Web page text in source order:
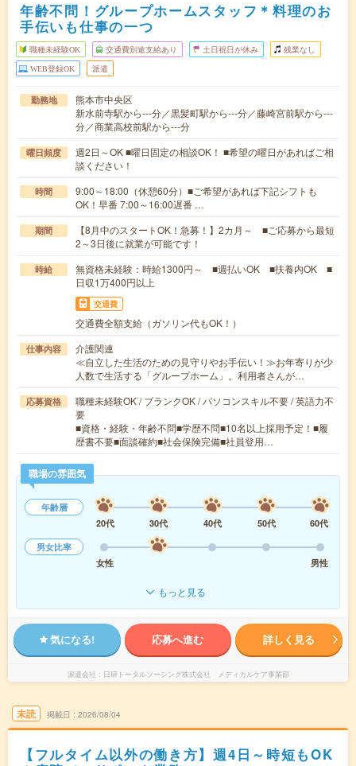
年齢不問！グループホームスタッフ＊料理のお
手伝いも仕事の一つ
職種未経験OK 交通費別途支給あり 土日祝日が休み 残業なし
WEB登録OK 派遣
勤務地
熊本市中央区
新水前寺駅から---分／黒髪町駅から---分／藤崎宮前駅から---
分／商業高校前駅から---分
曜日頻度
週2日～OK ■曜日固定の相談OK！ ■希望の曜日があればご相
談ください！
時間
9:00～18:00（休憩60分）■ご希望があれば下記シフトも
OK！早番 7:00～16:00遅番 …
期間
【8月中のスタートOK！急募！】2カ月～ ■ご応募から最短
2～3日後に就業が可能です！
時給
無資格未経験：時給1300円～ ■週払いOK ■扶養内OK ■
日収1万400円以上
交通費
交通費全額支給（ガソリン代もOK！）
仕事内容
介護関連
≪自立した生活のための見守りやお手伝い！≫お年寄りが少
人数で生活する「グループホーム」。利用者さんが…
応募資格
職種未経験OK / ブランクOK / パソコンスキル不要 / 英語力不
要
■資格・経験・年齢不問■学歴不問■10名以上採用予定！■履
歴書不要■面談確約■社会保険完備■社員登用…
職場の雰囲気
年齢層
20代
30代 40代 50代
60代
男女比率
女性
男性
もっと見る
気になる! 応募へ進む 詳しく見る
派遣会社 日研トータルソーシング株式会社 メディカルケア事業部
未読 掲載日 2026/08/04
【フルタイム以外の働き方】週4日～時短もOK